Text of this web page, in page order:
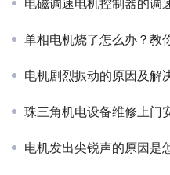
电磁调速电机控制器的调
单相电机烧了怎么办？教
电机剧烈振动的原因及解
珠三角机电设备维修上门
电机发出尖锐声的原因是